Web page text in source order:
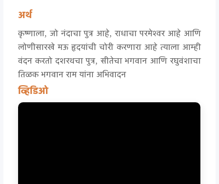
अर्थ
कृष्णाला, जो नंदाचा पुत्र आहे, राधाचा परमेश्वर आहे आणि
लोणीसारखे मऊ हृदयांची चोरी करणारा आहे त्याला आम्ही
वंदन करतो दशरथचा पुत्र, सीतेचा भगवान आणि रघुवंशाचा
तिळक भगवान राम यांना अभिवादन
व्हिडिओ